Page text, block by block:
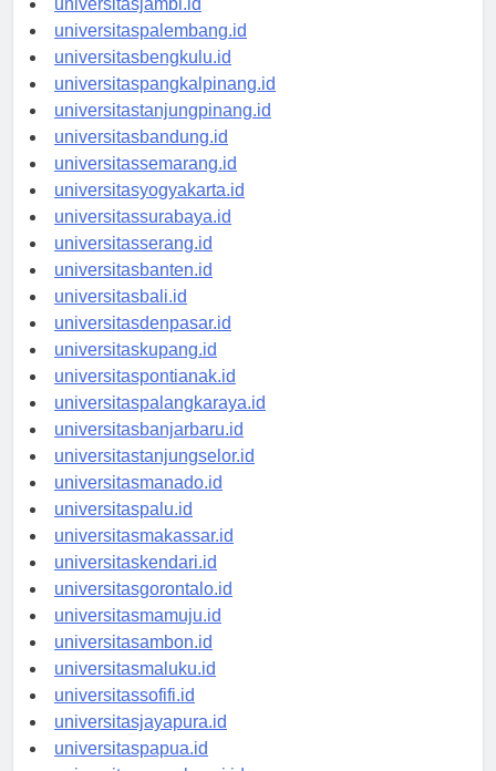
universitasjambi.id
universitaspalembang.id
universitasbengkulu.id
universitaspangkalpinang.id
universitastanjungpinang.id
universitasbandung.id
universitassemarang.id
universitasyogyakarta.id
universitassurabaya.id
universitasserang.id
universitasbanten.id
universitasbali.id
universitasdenpasar.id
universitaskupang.id
universitaspontianak.id
universitaspalangkaraya.id
universitasbanjarbaru.id
universitastanjungselor.id
universitasmanado.id
universitaspalu.id
universitasmakassar.id
universitaskendari.id
universitasgorontalo.id
universitasmamuju.id
universitasambon.id
universitasmaluku.id
universitassofifi.id
universitasjayapura.id